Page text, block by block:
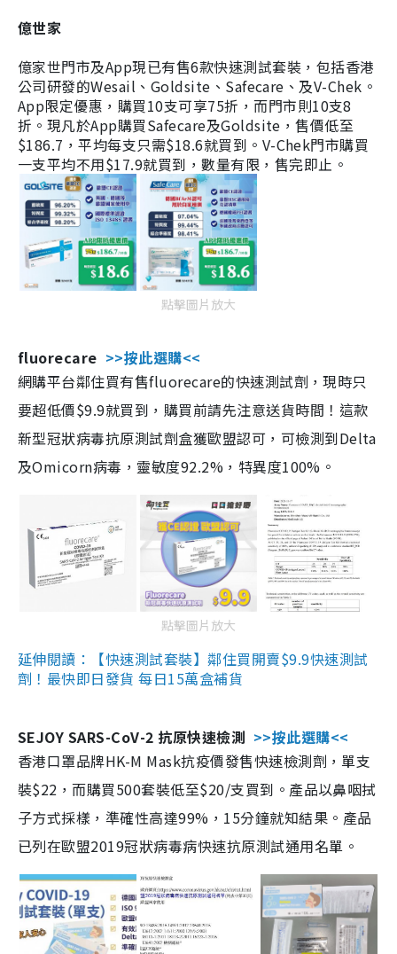
億世家
億家世門市及App現已有售6款快速測試套裝，包括香港
公司研發的Wesail、Goldsite、Safecare、及V-Chek。
App限定優惠，購買10支可享75折，而門市則10支8
折。現凡於App購買Safecare及Goldsite，售價低至
$186.7，平均每支只需$18.6就買到。V-Chek門市購買
一支平均不用$17.9就買到，數量有限，售完即止。
點擊圖片放大
fluorecare >>按此選購<<
網購平台鄰住買有售fluorecare的快速測試劑，現時只
要超低價$9.9就買到，購買前請先注意送貨時間！這款
新型冠狀病毒抗原測試劑盒獲歐盟認可，可檢測到Delta
及Omicorn病毒，靈敏度92.2%，特異度100%。
點擊圖片放大
延伸閱讀：【快速測試套裝】鄰住買開賣$9.9快速測試
劑！最快即日發貨 每日15萬盒補貨
SEJOY SARS-CoV-2 抗原快速檢測 >>按此選購<<
香港口罩品牌HK-M Mask抗疫價發售快速檢測劑，單支
裝$22，而購買500套裝低至$20/支買到。產品以鼻咽拭
子方式採樣，準確性高達99%，15分鐘就知結果。產品
已列在歐盟2019冠狀病毒病快速抗原測試通用名單。